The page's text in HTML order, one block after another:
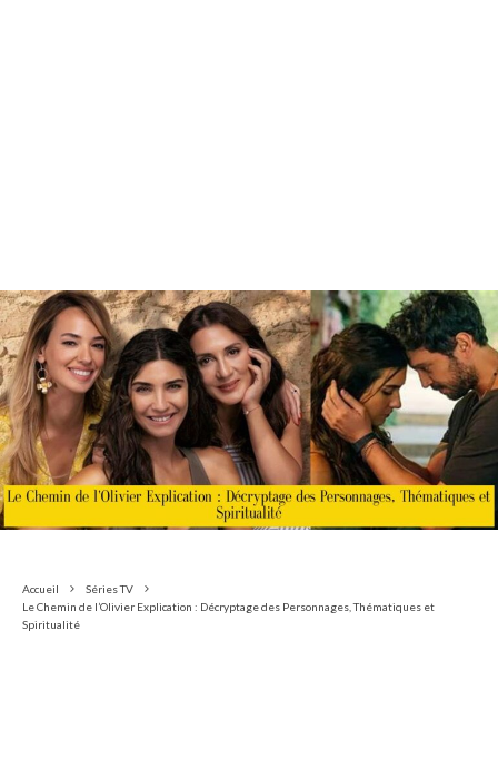
Accueil
Séries TV
Le Chemin de l’Olivier Explication : Décryptage des Personnages, Thématiques et
Spiritualité